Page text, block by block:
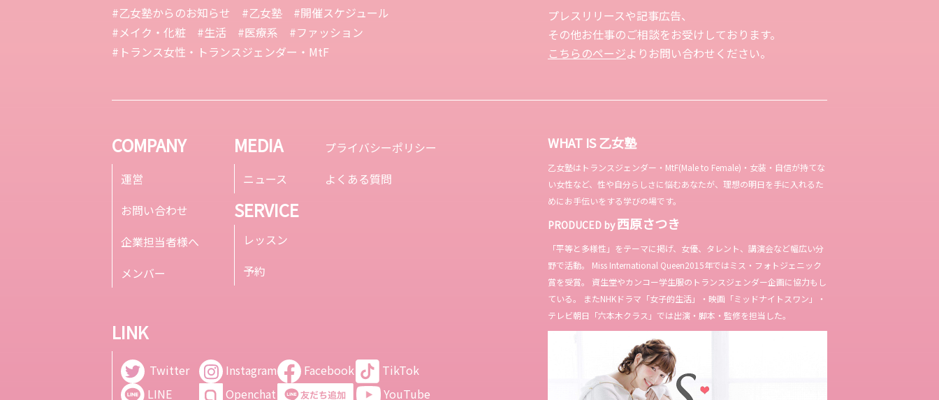
す。 1989年にカナダの性
科学者レイ・ブランシャ
ールによって定義された
日本では、自分が女性化
とり」です。だぼだぼっ
としているから可愛いの
ですね。 スキニーのよう
ンは、男性骨格やサイズ
かも、今の時代ですから
サイズ展開が豊富なブラ
着こなししたいですよ
#乙女塾からのお知らせ #乙女塾
#開催スケジュール
#メイク・化粧
#生活 #医療系
#ファッション
#トランス女性・トランスジェンダー・MtF
プレスリリースや記事広告、
その他お仕事のご相談をお受けしております。
こちらのページよりお問い合わせください。
COMPANY
運営
お問い合わせ
企業担当者様へ
メンバー
MEDIA
ニュース
SERVICE
レッスン
予約
プライバシーポリシー
よくある質問
LINK
Twitter Instagram Facebook
TikTok
LINE
Openchat YouTube
WHAT IS 乙女塾
乙女塾はトランスジェンダー・MtF(Male to Female)・女装・自信が持てな
い女性など、性や自分らしさに悩むあなたが、理想の明日を手に入れるた
めにお手伝いをする学びの場です。
PRODUCED by西原さつき
「平等と多様性」をテーマに掲げ、女優、タレント、講演会など幅広い分
野で活動。 Miss International Queen2015年ではミス・フォトジェニック
賞を受賞。 資生堂やカンコー学生服のトランスジェンダー企画に協力もし
ている。 またNHKドラマ「女子的生活」・映画「ミッドナイトスワン」・
テレビ朝日「六本木クラス」では出演・脚本・監修を担当した。